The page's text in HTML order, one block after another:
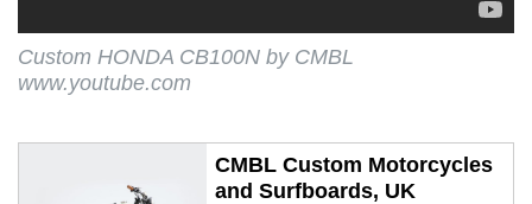
Custom HONDA CB100N by CMBL
www.youtube.com
CMBL Custom Motorcycles
and Surfboards, UK